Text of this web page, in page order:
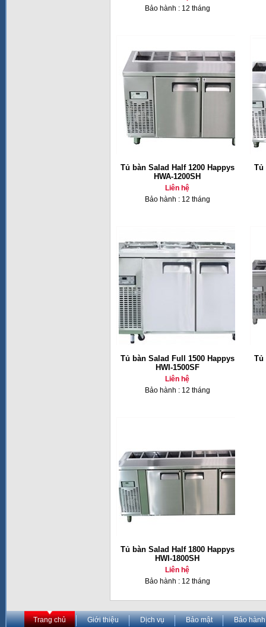
Bảo hành : 12 tháng
Tủ bàn Salad Half 1200 Happys
HWA-1200SH
Liên hệ
Bảo hành : 12 tháng
Tủ
Tủ bàn Salad Full 1500 Happys
HWI-1500SF
Liên hệ
Bảo hành : 12 tháng
Tủ
Tủ bàn Salad Half 1800 Happys
HWI-1800SH
Liên hệ
Bảo hành : 12 tháng
Trang chủ Giới thiệu Dịch vụ Bảo mật Bảo hành